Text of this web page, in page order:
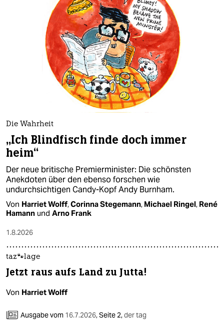
Die Wahrheit
„Ich Blindfisch finde doch immer
heim“
Der neue britische Premierminister: Die schönsten
Anekdoten über den ebenso forschen wie
undurchsichtigen Candy-Kopf Andy Burnham.
Von Harriet Wolff,Corinna Stegemann, Michael Ringel, René
Hamann und Arno Frank
1.8.2026
taz🐾lage
Jetzt raus aufs Land zu Jutta!
Von Harriet Wolff
Ausgabe vom 16.7.2026,Seite 2,der tag